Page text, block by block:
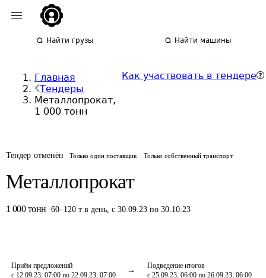
Найти грузы Найти машины
Главная
Тендеры
Металлопрокат,
1 000 тонн
Как участвовать в тендере
Тендер отменён Только один поставщик Только собственный транспорт
Металлопрокат
1 000 тонн 60–120 т в день, с 30.09.23 по 30.10.23
Приём предложений
с 12.09.23, 07:00 по 22.09.23, 07:00
Подведение итогов
с 25.09.23, 06:00 по 26.09.23, 06:00